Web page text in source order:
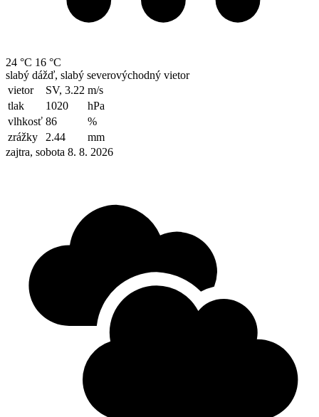
24 °C 16 °C
slabý dážď, slabý severovýchodný vietor
vietor
SV, 3.22 m/s
tlak
1020
hPa
vlhkosť 86
%
zrážky
2.44
mm
zajtra, sobota 8. 8. 2026